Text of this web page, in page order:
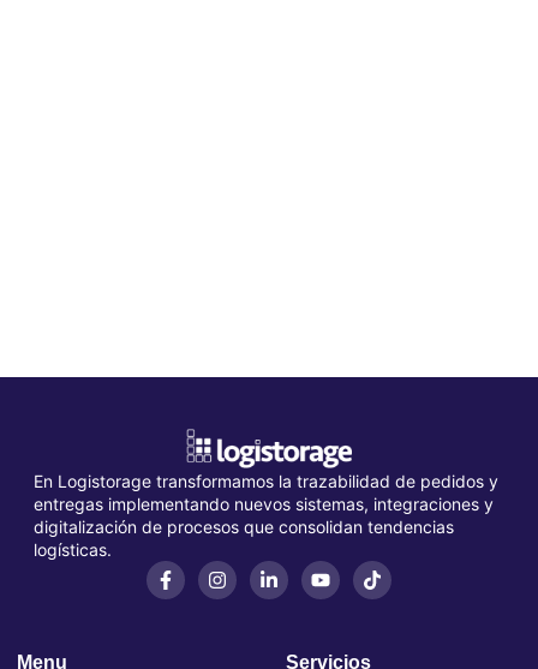
En Logistorage transformamos la trazabilidad de pedidos y
entregas implementando nuevos sistemas, integraciones y
digitalización de procesos que consolidan tendencias
logísticas.
Menu Servicios